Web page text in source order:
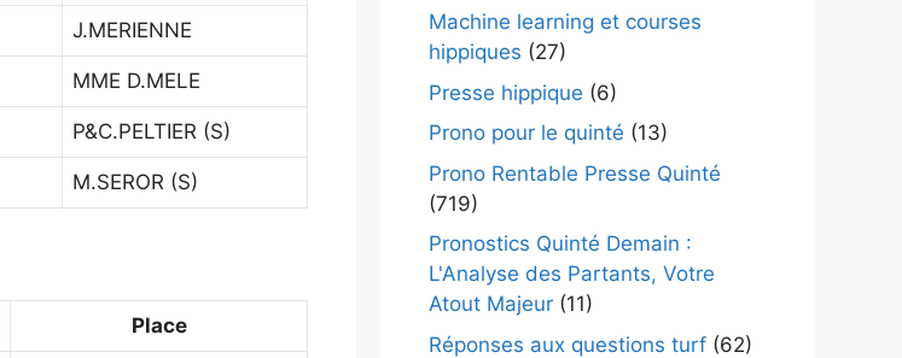
J.MERIENNE
MME D.MELE
P&C.PELTIER (S)
M.SEROR (S)
Place
Machine learning et courses
hippiques (27)
Presse hippique (6)
Prono pour le quinté (13)
Prono Rentable Presse Quinté
(719)
Pronostics Quinté Demain :
L'Analyse des Partants, Votre
Atout Majeur (11)
Réponses aux questions turf (62)